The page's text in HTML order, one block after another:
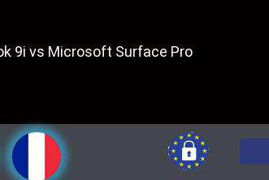
9i vs Microsoft Surface Pro